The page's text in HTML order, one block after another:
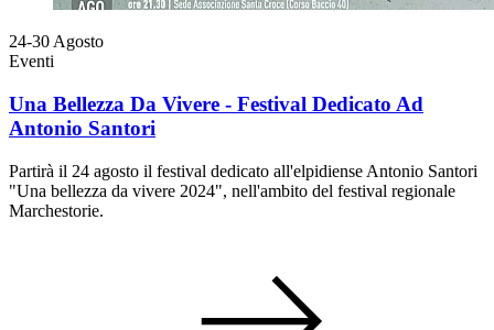
24-30 Agosto
Eventi
Una Bellezza Da Vivere - Festival Dedicato Ad
Antonio Santori
Partirà il 24 agosto il festival dedicato all'elpidiense Antonio Santori
"Una bellezza da vivere 2024", nell'ambito del festival regionale
Marchestorie.